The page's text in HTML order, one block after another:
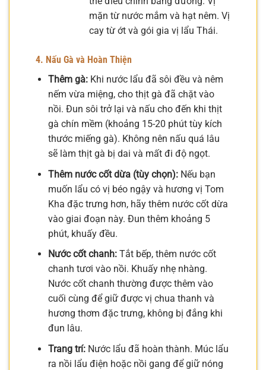
mặn từ nước mắm và hạt nêm. Vị
cay từ ớt và gói gia vị lẩu Thái.
4. Nấu Gà và Hoàn Thiện
Thêm gà:Khi nước lẩu đã sôi đều và nêm
nếm vừa miệng, cho thịt gà đã chặt vào
nồi. Đun sôi trở lại và nấu cho đến khi thịt
gà chín mềm (khoảng 15-20 phút tùy kích
thước miếng gà). Không nên nấu quá lâu
sẽ làm thịt gà bị dai và mất đi độ ngọt.
Thêm nước cốt dừa (tùy chọn):Nếu bạn
muốn lẩu có vị béo ngậy và hương vị Tom
Kha đặc trưng hơn, hãy thêm nước cốt dừa
vào giai đoạn này. Đun thêm khoảng 5
phút, khuấy đều.
Nước cốt chanh:Tắt bếp, thêm nước cốt
chanh tươi vào nồi. Khuấy nhẹ nhàng.
Nước cốt chanh thường được thêm vào
cuối cùng để giữ được vị chua thanh và
hương thơm đặc trưng, không bị đắng khi
đun lâu.
Trang trí:Nước lẩu đã hoàn thành. Múc lẩu
ra nồi lẩu điện hoặc nồi gang để giữ nóng